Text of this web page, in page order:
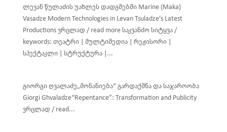
ლევან წულაძის უახლეს დადგმებში Marine (Maka)
Vasadze Modern Technologies in Levan Tsuladze’s Latest
Productions ვრცლად / read more საკვანძო სიტყვა /
keywords: თეატრი | მულტიმედია | რეჟისორი |
სპექტაკლი | სტრუქტურა |...
გიორგი ღვალაძე„მონანიება“ გარდაქმნა და საჯაროობა
Giorgi Ghvaladze“Repentance”: Transformation and Publicity
ვრცლად / read...